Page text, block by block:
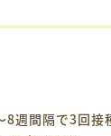
8週間隔で3回接